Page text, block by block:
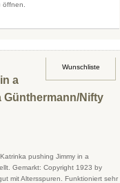
Wunschliste
a
Günthermann/Nifty
pushing Jimmy in a
Gemarkt: Copyright 1923 by
mit Altersspuren. Funktioniert sehr